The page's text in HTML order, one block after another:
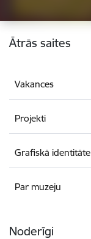
Kājene
Ātrās saites
Vakances
Projekti
Grafiskā identitāte
Par muzeju
Noderīgi